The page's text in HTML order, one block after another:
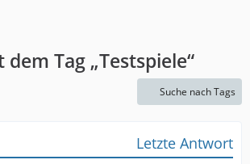
Tag „Testspiele“
Suche nach Tags
Letzte Antwort